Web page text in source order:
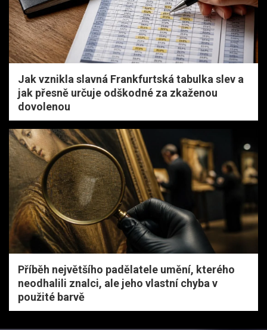
Jak vznikla slavná Frankfurtská tabulka slev a
jak přesně určuje odškodné za zkaženou
dovolenou
Příběh největšího padělatele umění, kterého
neodhalili znalci, ale jeho vlastní chyba v
použité barvě